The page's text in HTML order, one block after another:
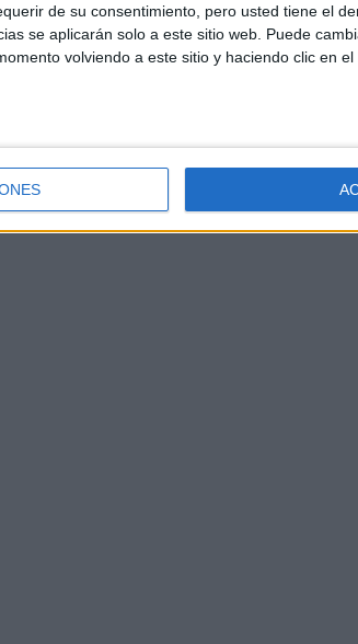
de su consentimiento, pero usted tiene el
se aplicarán solo a este sitio web. Puede
volviendo a este sitio y haciendo clic en